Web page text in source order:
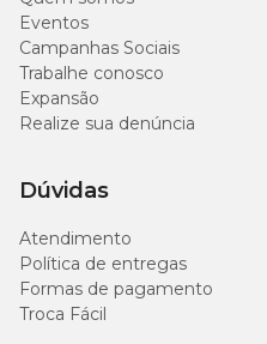
Eventos
Campanhas Sociais
Trabalhe conosco
Expansão
Realize sua denúncia
Dúvidas
Atendimento
Política de entregas
Formas de pagamento
Troca Fácil